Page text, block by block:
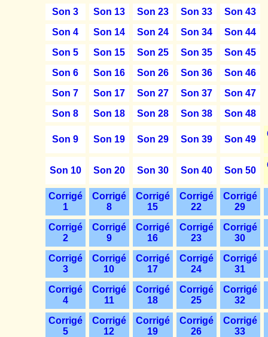
Son 3
Son 13 Son 23 Son 33
Son 43
Son 4
Son 14 Son 24 Son 34
Son 44
Son 5
Son 15 Son 25 Son 35
Son 45
Son 6
Son 16 Son 26 Son 36
Son 46
Son 7
Son 17 Son 27 Son 37
Son 47
Son 8
Son 18 Son 28 Son 38 Son 48
Son 9 Son 19 Son 29 Son 39 Son 49
Son 10 Son 20 Son 30 Son 40 Son 50
Corrigé
1
Corrigé
8
Corrigé
15
Corrigé
22
Corrigé
29
Corrigé
2
Corrigé
9
Corrigé
16
Corrigé
23
Corrigé
30
Corrigé
3
Corrigé
10
Corrigé
17
Corrigé
24
Corrigé
31
Corrigé
4
Corrigé
11
Corrigé
18
Corrigé
25
Corrigé
32
Corrigé
5
Corrigé
12
Corrigé
19
Corrigé
26
Corrigé
33